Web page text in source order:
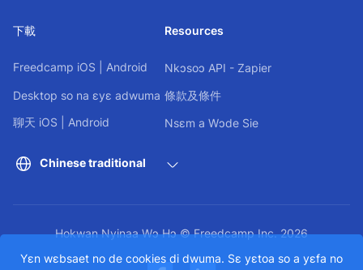
Yɛn wɛbsaet no de cookies di dwuma. Sɛ yɛtoa so a yɛfa no
下載
Freedcamp iOS Android
Desktop so na ɛyɛ adwuma
聊天 iOS Android
Resources
Nkɔsoɔ API - Zapier
條款及條件
Nsɛm a Wɔde Sie
Hokwan Nyinaa Wɔ Hɔ © Freedcamp Inc. 2026
Chinese traditional